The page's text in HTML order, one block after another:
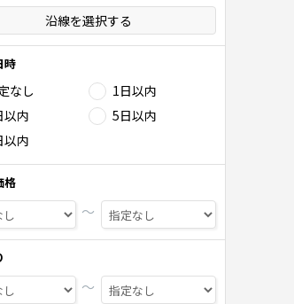
沿線を選択する
時
なし
1日以内
以内
5日以内
以内
格
〜
〜